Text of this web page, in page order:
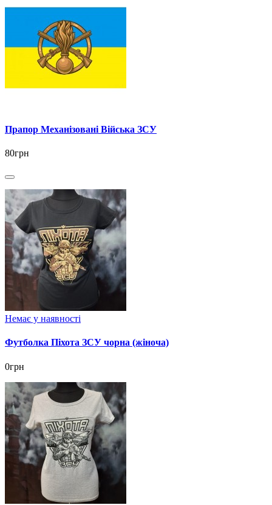
Прапор Механізовані Війська ЗСУ
80грн
Немає у наявності
Футболка Піхота ЗСУ чорна (жіноча)
0грн